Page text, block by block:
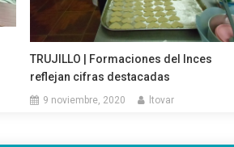
TRUJILLO | Formaciones del Inces
reflejan cifras destacadas
9 noviembre, 2020 ltovar